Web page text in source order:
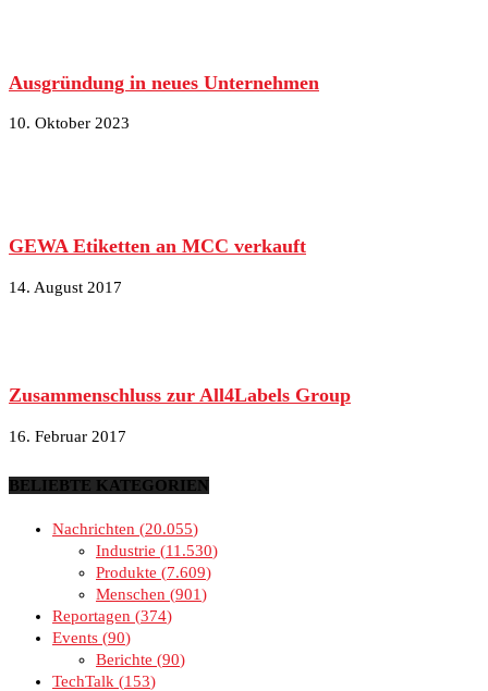
Ausgründung in neues Unternehmen
10. Oktober 2023
GEWA Etiketten an MCC verkauft
14. August 2017
Zusammenschluss zur All4Labels Group
16. Februar 2017
BELIEBTE KATEGORIEN
Nachrichten
20.055
Industrie
11.530
Produkte
7.609
Menschen
901
Reportagen
374
Events 90
Berichte
90
TechTalk
153